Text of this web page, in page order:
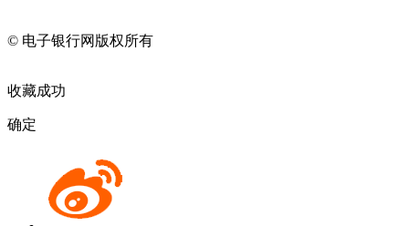
© 电子银行网版权所有
收藏成功
确定